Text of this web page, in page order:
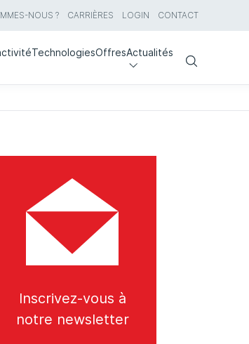
NOUS ? CARRIÈRES LOGIN CONTACT
TechnologiesOffresActualités
Search
Inscrivez-vous à
notre newsletter